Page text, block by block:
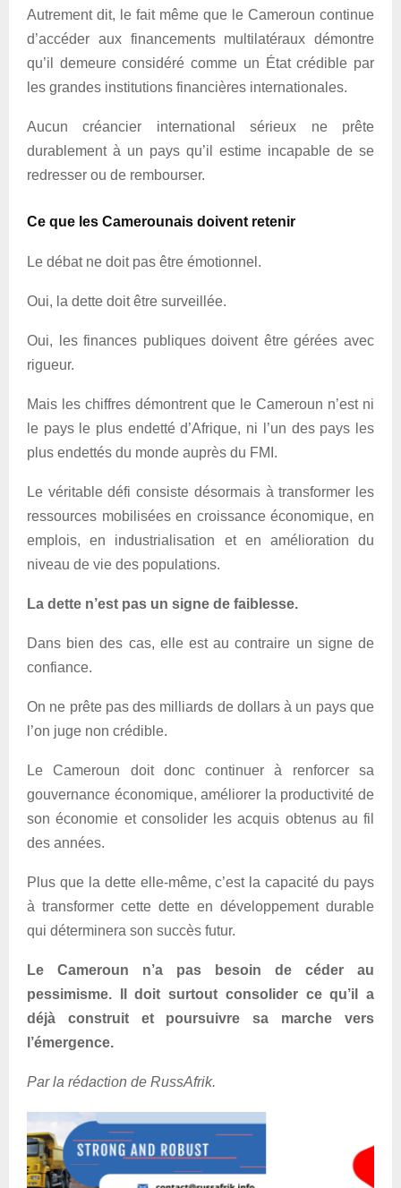
Autrement dit, le fait même que le Cameroun continue
d’accéder aux financements multilatéraux démontre
qu’il demeure considéré comme un État crédible par
les grandes institutions financières internationales.
Aucun créancier international sérieux ne prête
durablement à un pays qu’il estime incapable de se
redresser ou de rembourser.
Ce que les Camerounais doivent retenir
Le débat ne doit pas être émotionnel.
Oui, la dette doit être surveillée.
Oui, les finances publiques doivent être gérées avec
rigueur.
Mais les chiffres démontrent que le Cameroun n’est ni
le pays le plus endetté d’Afrique, ni l’un des pays les
plus endettés du monde auprès du FMI.
Le véritable défi consiste désormais à transformer les
ressources mobilisées en croissance économique, en
emplois, en industrialisation et en amélioration du
niveau de vie des populations.
La dette n’est pas un signe de faiblesse.
Dans bien des cas, elle est au contraire un signe de
confiance.
On ne prête pas des milliards de dollars à un pays que
l’on juge non crédible.
Le Cameroun doit donc continuer à renforcer sa
gouvernance économique, améliorer la productivité de
son économie et consolider les acquis obtenus au fil
des années.
Plus que la dette elle-même, c’est la capacité du pays
à transformer cette dette en développement durable
qui déterminera son succès futur.
Le Cameroun n’a pas besoin de céder au
pessimisme. Il doit surtout consolider ce qu’il a
déjà construit et poursuivre sa marche vers
l’émergence.
Par la rédaction de RussAfrik.